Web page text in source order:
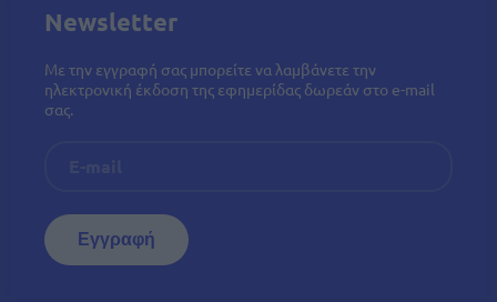
Newsletter
Με την εγγραφή σας μπορείτε να λαμβάνετε την
ηλεκτρονική έκδοση της εφημερίδας δωρεάν στο e-mail
σας.